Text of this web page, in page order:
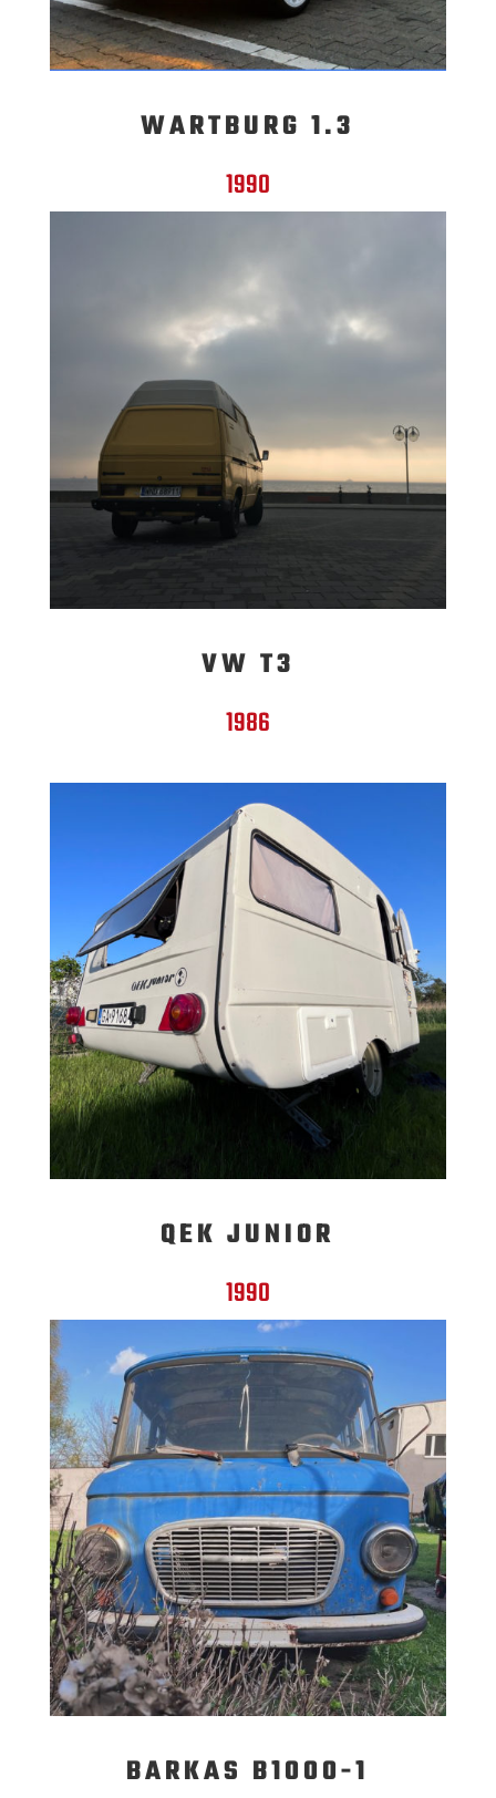
WARTBURG 1.3
1990
VW T3
1986
QEK JUNIOR
1990
BARKAS B1000-1